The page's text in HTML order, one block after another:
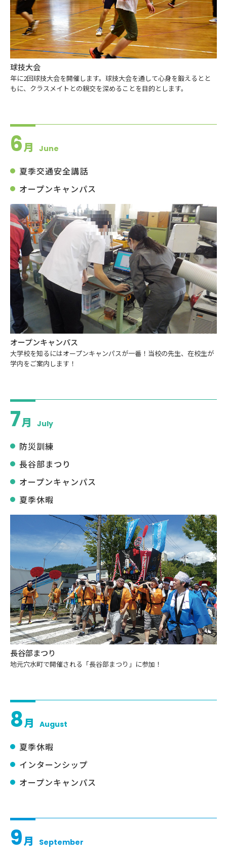
球技大会
年に2回球技大会を開催します。球技大会を通して心身を鍛えるとと
もに、クラスメイトとの親交を深めることを目的とします。
6月 June
夏季交通安全講話
オープンキャンパス
オープンキャンパス
大学校を知るにはオープンキャンパスが一番！当校の先生、在校生が
学内をご案内します！
7月 July
防災訓練
長谷部まつり
オープンキャンパス
夏季休暇
長谷部まつり
地元穴水町で開催される「長谷部まつり」に参加！
8月 August
夏季休暇
インターンシップ
オープンキャンパス
9月 September